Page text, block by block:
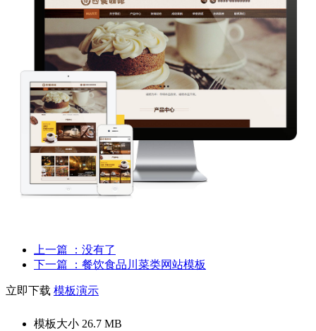
上一篇
：没有了
下一篇
：餐饮食品川菜类网站模板
立即下载 模板演示
模板大小 26.7 MB